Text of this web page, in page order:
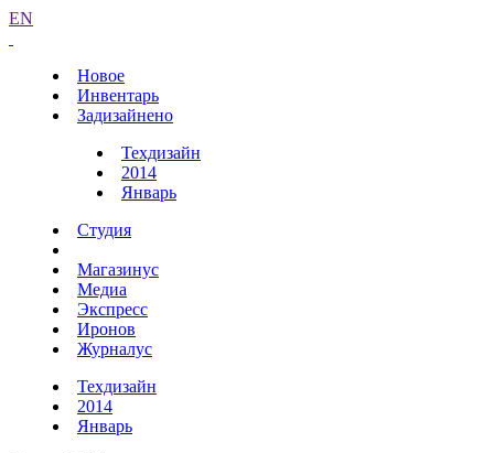
EN
Новое
Инвентарь
Задизайнено
Техдизайн
2014
Январь
Студия
Магазинус
Медиа
Экспресс
Иронов
Журналус
Техдизайн
2014
Январь